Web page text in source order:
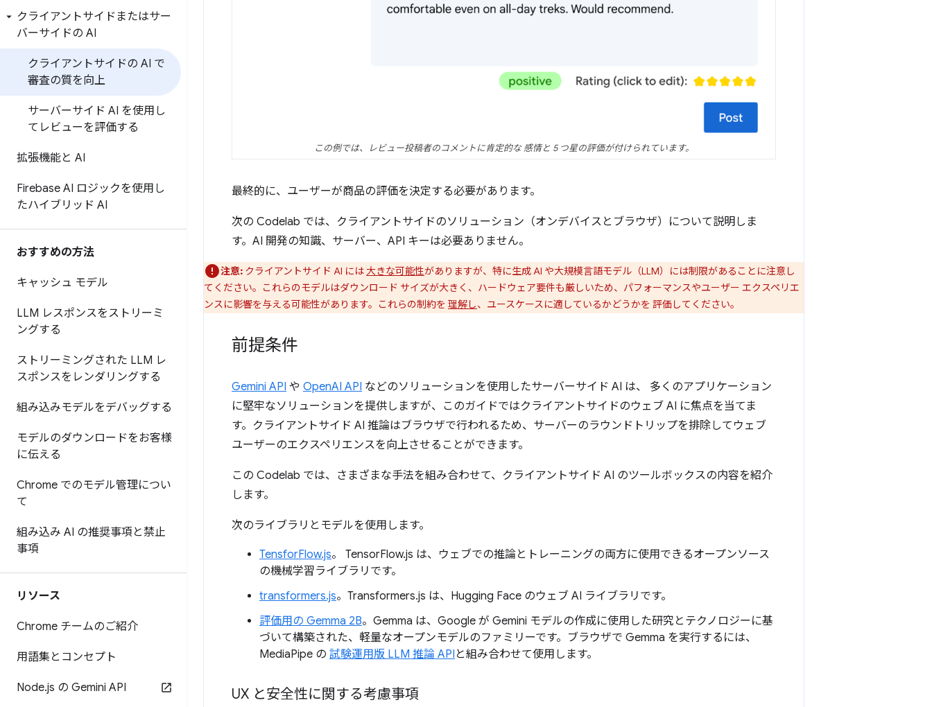
クライアントサイドまたはサー
バーサイドの AI
クライアントサイドの AI で
審査の質を向上
サーバーサイド AI を使用し
てレビューを評価する
拡張機能と AI
Firebase AI ロジックを使用し
たハイブリッド AI
おすすめの方法
キャッシュ モデル
LLM レスポンスをストリーミ
ングする
ストリーミングされた LLM レ
スポンスをレンダリングする
組み込みモデルをデバッグする
モデルのダウンロードをお客様
に伝える
Chrome でのモデル管理につい
て
組み込み AI の推奨事項と禁止
事項
リソース
Chrome チームのご紹介
用語集とコンセプト
Node.js の Gemini API
この例では、レビュー投稿者のコメントに肯定的な 感情と 5 つ星の評価が付けられています。
最終的に、ユーザーが商品の評価を決定する必要があります。
次の Codelab では、クライアントサイドのソリューション（オンデバイスとブラウザ）について説明しま
す。AI 開発の知識、サーバー、API キーは必要ありません。
注意: クライアントサイド AI には大きな可能性がありますが、特に生成 AI や大規模言語モデル（LLM）には制限があることに注意し
てください。これらのモデルはダウンロード サイズが大きく、ハードウェア要件も厳しいため、パフォーマンスやユーザー エクスペリエ
ンスに影響を与える可能性があります。これらの制約を 理解し、ユースケースに適しているかどうかを 評価してください。
前提条件
Gemini API や OpenAI API などのソリューションを使用したサーバーサイド AI は、 多くのアプリケーション
に堅牢なソリューションを提供しますが、このガイドではクライアントサイドのウェブ AI に焦点を当てま
す。クライアントサイド AI 推論はブラウザで行われるため、サーバーのラウンドトリップを排除してウェブ
ユーザーのエクスペリエンスを向上させることができます。
この Codelab では、さまざまな手法を組み合わせて、クライアントサイド AI のツールボックスの内容を紹介
します。
次のライブラリとモデルを使用します。
TensforFlow.js。 TensorFlow.js は、ウェブでの推論とトレーニングの両方に使用できるオープンソース
の機械学習ライブラリです。
transformers.js。Transformers.js は、Hugging Face のウェブ AI ライブラリです。
評価用の Gemma 2B。Gemma は、Google が Gemini モデルの作成に使用した研究とテクノロジーに基
づいて構築された、軽量なオープンモデルのファミリーです。ブラウザで Gemma を実行するには、
MediaPipe の 試験運用版 LLM 推論 API と組み合わせて使用します。
UX と安全性に関する考慮事項